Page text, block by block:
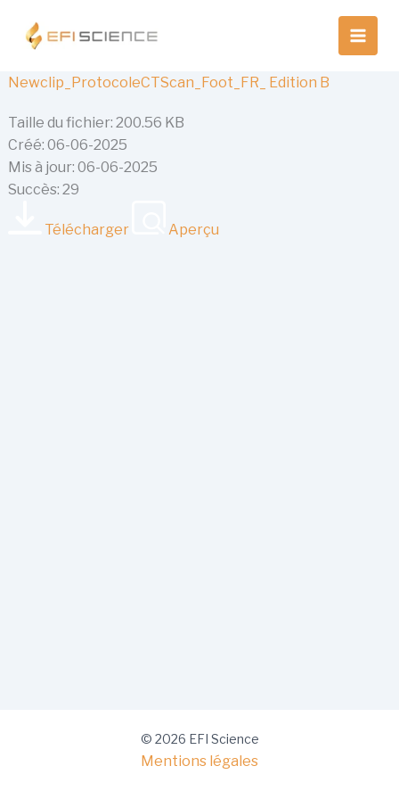
contenu
Newclip_ProtocoleCTScan_Foot_FR_ Edition B
Taille du fichier: 200.56 KB
Créé: 06-06-2025
Mis à jour: 06-06-2025
Succès: 29
Télécharger Aperçu
© 2026 EFI Science
Mentions légales